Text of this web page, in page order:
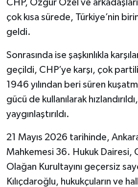
CHP, Özgür Özel ve
çok kısa sürede, Türkiye’nin
geldi.
Sonrasında ise şaşkınlıkla
geçildi, CHP’ye karşı, çok
1946 yılından beri süren
gücü de kullanılarak
yaygınlaştırıldı.
21 Mayıs 2026 tarihinde,
Mahkemesi 36. Hukuk Dairesi,
Olağan Kurultayını geçersiz
Kılıçdaroğlu, hukukçuların ve